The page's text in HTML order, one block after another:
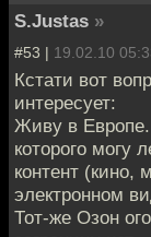
S.Justas »
#53 | 19.02.10
Кстати вот
интересует:
Живу в Европе.
которого могу
контент (кино,
электронном
Тот-же Озон